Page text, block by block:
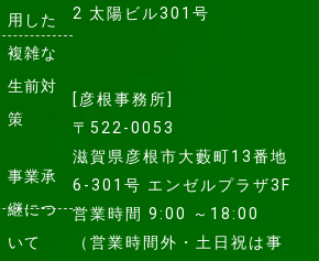
2 太陽ビル301号
[彦根事務所]
〒522-0053
滋賀県彦根市大藪町13番地
6-301号 エンゼルプラザ3F
営業時間 9:00 ～18:00
（営業時間外・土日祝は事
用した
複雑な
生前対
策
事業承
継につ
いて